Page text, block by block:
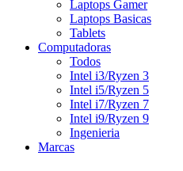
Laptops Gamer
Laptops Basicas
Tablets
Computadoras
Todos
Intel i3/Ryzen 3
Intel i5/Ryzen 5
Intel i7/Ryzen 7
Intel i9/Ryzen 9
Ingenieria
Marcas